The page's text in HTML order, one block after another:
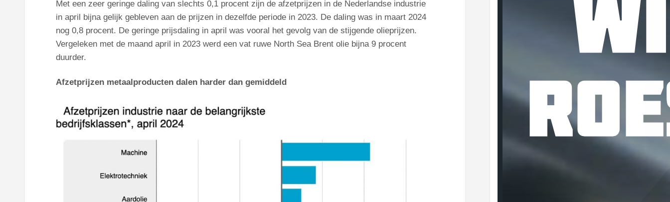
Met een zeer geringe daling van slechts 0,1 procent zijn de afzetprijzen in de Nederlandse industrie
in april bijna gelijk gebleven aan de prijzen in dezelfde periode in 2023. De daling was in maart 2024
nog 0,8 procent. De geringe prijsdaling in april was vooral het gevolg van de stijgende olieprijzen.
Vergeleken met de maand april in 2023 werd een vat ruwe North Sea Brent olie bijna 9 procent
duurder.
Afzetprijzen metaalproducten dalen harder dan gemiddeld